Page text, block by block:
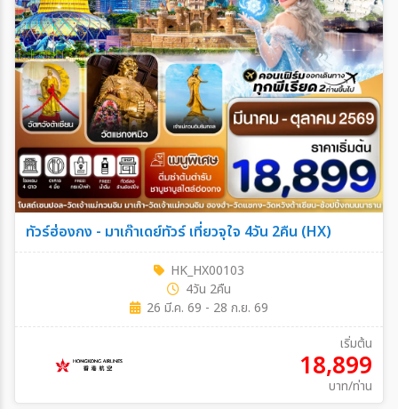
ทัวร์ฮ่องกง - มาเก๊าเดย์ทัวร์ เที่ยวจุใจ 4วัน 2คืน (HX)
HK_HX00103
4วัน 2คืน
26 มี.ค. 69 - 28 ก.ย. 69
เริ่มต้น
18,899
บาท/ท่าน